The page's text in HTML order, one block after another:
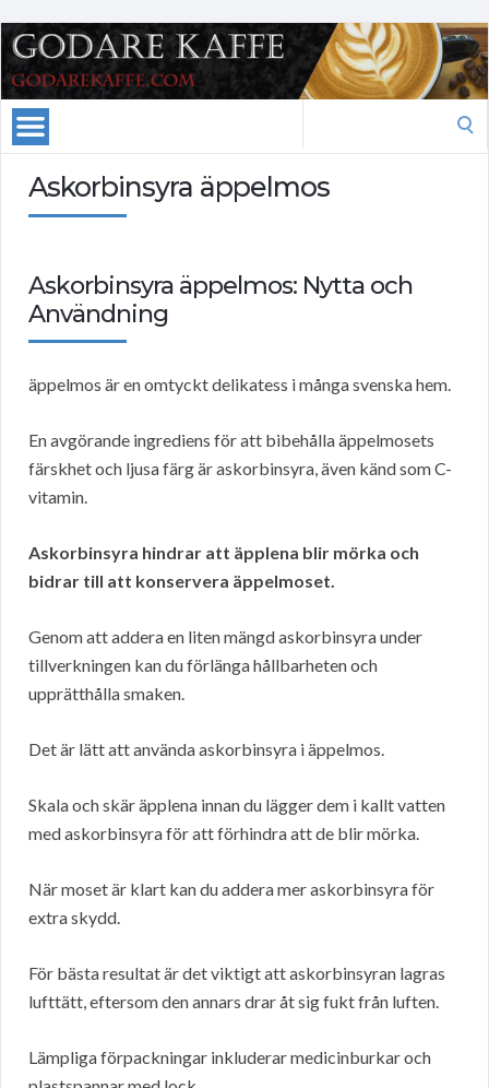
Askorbinsyra äppelmos
Askorbinsyra äppelmos: Nytta och
Användning
äppelmos är en omtyckt delikatess i många svenska hem.
En avgörande ingrediens för att bibehålla äppelmosets
färskhet och ljusa färg är askorbinsyra, även känd som C-
vitamin.
Askorbinsyra hindrar att äpplena blir mörka och
bidrar till att konservera äppelmoset.
Genom att addera en liten mängd askorbinsyra under
tillverkningen kan du förlänga hållbarheten och
upprätthålla smaken.
Det är lätt att använda askorbinsyra i äppelmos.
Skala och skär äpplena innan du lägger dem i kallt vatten
med askorbinsyra för att förhindra att de blir mörka.
När moset är klart kan du addera mer askorbinsyra för
extra skydd.
För bästa resultat är det viktigt att askorbinsyran lagras
lufttätt, eftersom den annars drar åt sig fukt från luften.
Lämpliga förpackningar inkluderar medicinburkar och